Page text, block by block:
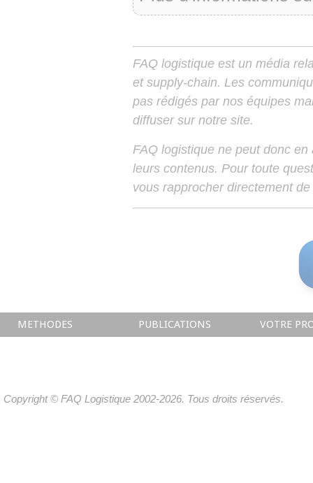
FAQ logistique est un média
et supply-chain. Les
pas rédigés par nos équipes
diffuser sur notre site.
FAQ logistique ne peut donc
leurs contenus. Pour toute
vous rapprocher directement
METHODES PUBLICATIONS VOTRE
Copyright © FAQ Logistique 2002-2026. Tous droits réservés.